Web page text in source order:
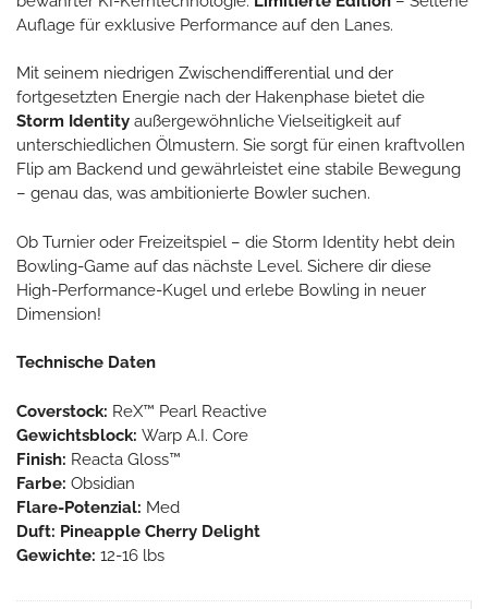
Auflage für exklusive Performance auf den Lanes.
Mit seinem niedrigen Zwischendifferential und der
fortgesetzten Energie nach der Hakenphase bietet die
Storm Identity außergewöhnliche Vielseitigkeit auf
unterschiedlichen Ölmustern. Sie sorgt für einen kraftvollen
Flip am Backend und gewährleistet eine stabile Bewegung
– genau das, was ambitionierte Bowler suchen.
Ob Turnier oder Freizeitspiel – die Storm Identity hebt dein
Bowling-Game auf das nächste Level. Sichere dir diese
High-Performance-Kugel und erlebe Bowling in neuer
Dimension!
Technische Daten
Coverstock: ReX™ Pearl Reactive
Gewichtsblock: Warp A.I. Core
Finish: Reacta Gloss™
Farbe: Obsidian
Flare-Potenzial: Med
Duft: Pineapple Cherry Delight
Gewichte: 12-16 lbs